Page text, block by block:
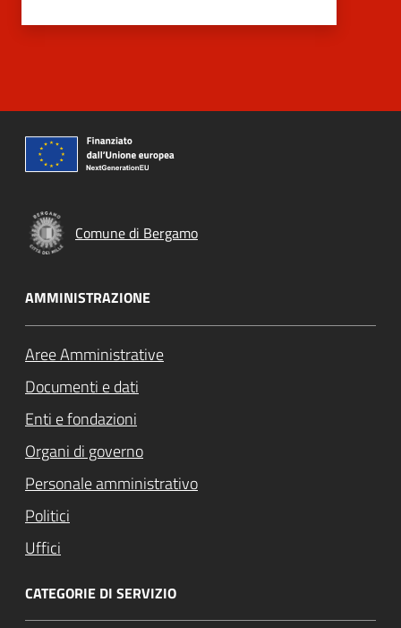
Comune di Bergamo
AMMINISTRAZIONE
Aree Amministrative
Documenti e dati
Enti e fondazioni
Organi di governo
Personale amministrativo
Politici
Uffici
CATEGORIE DI SERVIZIO